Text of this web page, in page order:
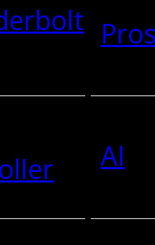
AI